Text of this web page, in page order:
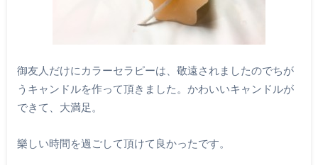
御友人だけにカラーセラピーは、敬遠されましたのでちが
うキャンドルを作って頂きました。かわいいキャンドルが
できて、大満足。
樂しい時間を過ごして頂けて良かったです。